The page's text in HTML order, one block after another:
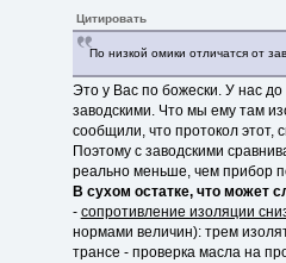
Цитировать
По низкой омики отличатся от
Это у Вас по божески. У нас
заводскими. Что мы ему там
сообщили, что протокол этот,
Поэтому с заводскими
реально меньше, чем прибор
В сухом остатке, что может
- сопротивление изоляции
нормами величин): трем
трансе - проверка масла на